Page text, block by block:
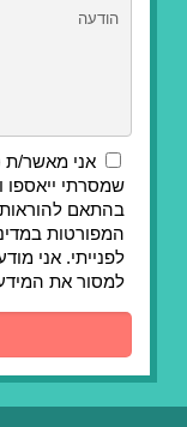
אני מאשר/ת
בהתאם
המפורטות
לפנייתי. אני
למסור את